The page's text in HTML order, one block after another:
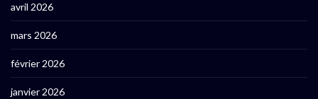
avril 2026
mars 2026
février 2026
janvier 2026